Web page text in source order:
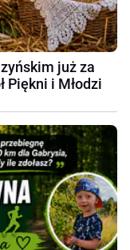
już za
Piękni i Młodzi